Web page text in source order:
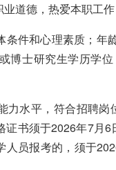
业道德，热爱本职工
条件和心理素质；
博士研究生学历学
力水平，符合招聘
证书须于2026年7月
员报考的，须于